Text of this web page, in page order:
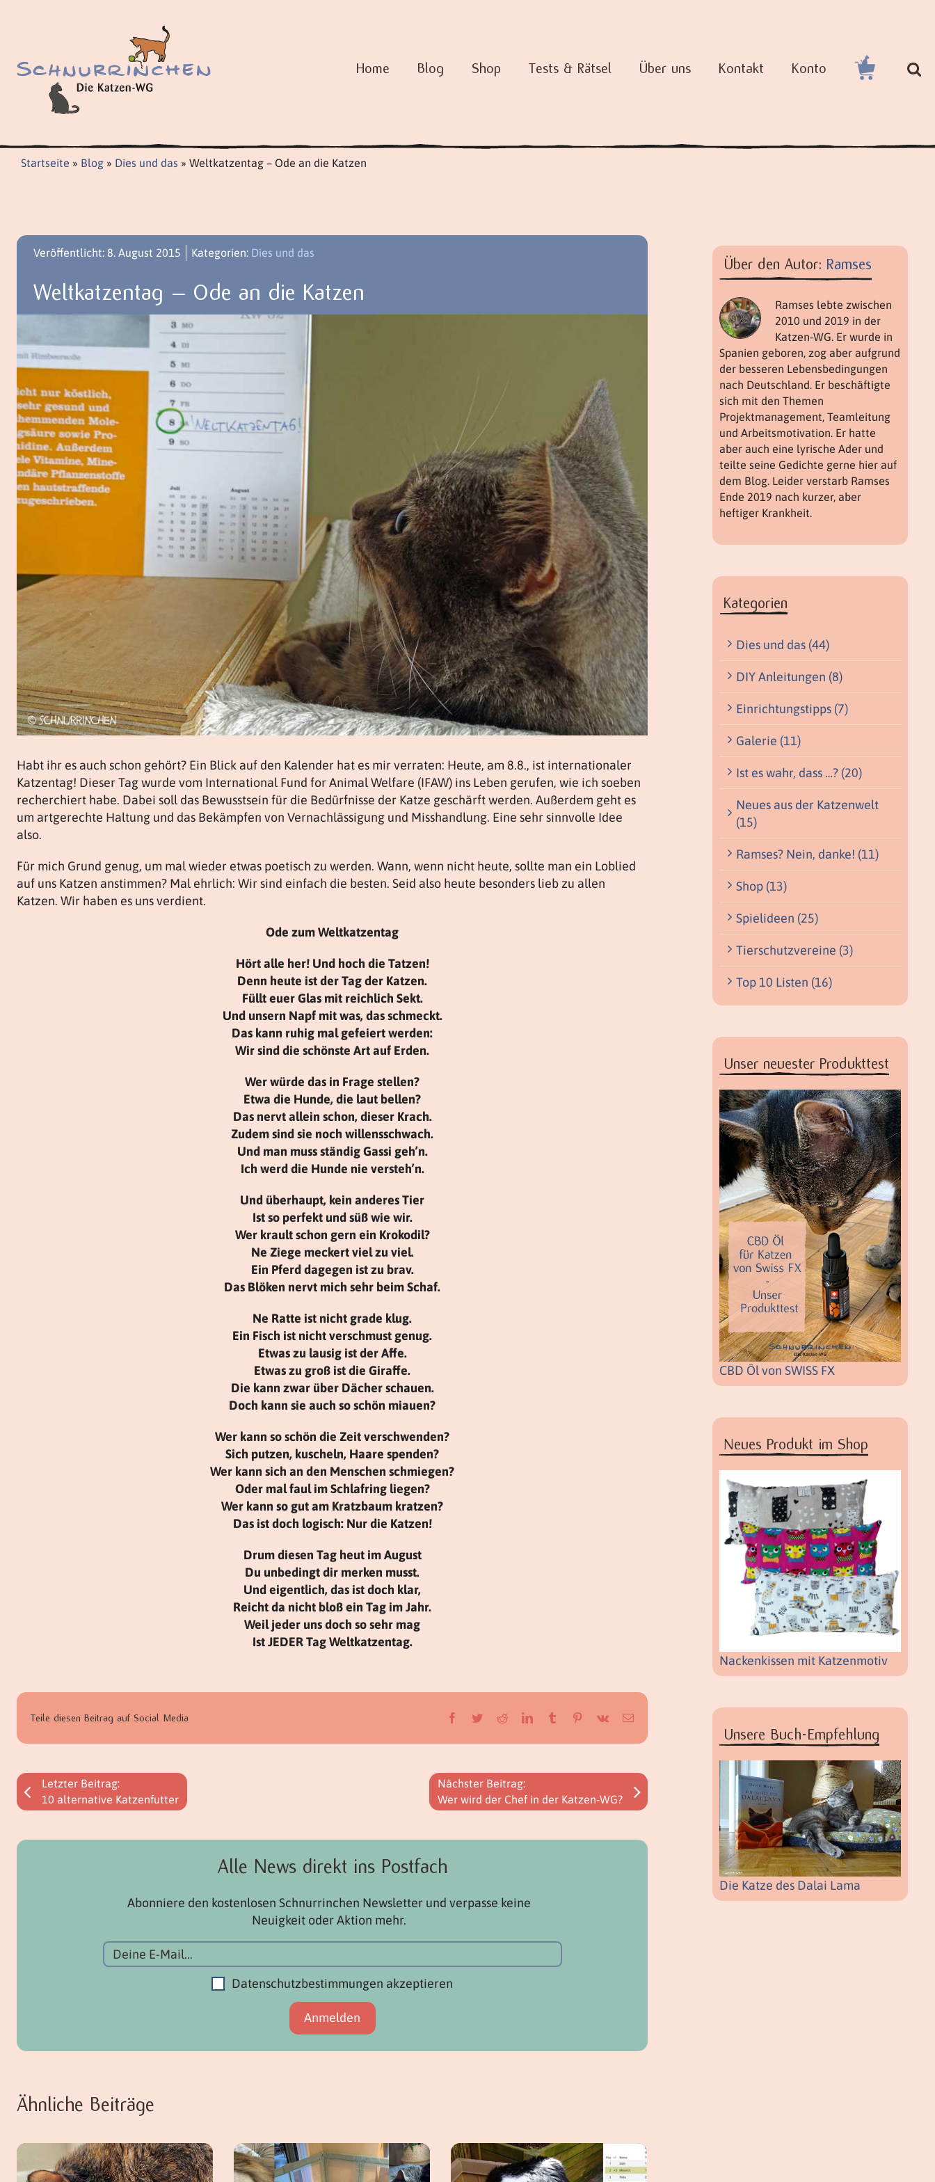
Home Blog Shop Tests & Rätsel Über uns Kontakt Konto
Startseite » Blog » Dies und das » Weltkatzentag – Ode an die Katzen
Veröffentlicht: 8. August 2015 Kategorien: Dies und das
Weltkatzentag – Ode an die Katzen
Bild
Habt ihr es auch schon gehört? Ein Blick auf den Kalender hat es mir verraten: Heute, am 8.8., ist internationaler
Katzentag! Dieser Tag wurde vom International Fund for Animal Welfare (IFAW) ins Leben gerufen, wie ich soeben
recherchiert habe. Dabei soll das Bewusstsein für die Bedürfnisse der Katze geschärft werden. Außerdem geht es
um artgerechte Haltung und das Bekämpfen von Vernachlässigung und Misshandlung. Eine sehr sinnvolle Idee
also.
Für mich Grund genug, um mal wieder etwas poetisch zu werden. Wann, wenn nicht heute, sollte man ein Loblied
auf uns Katzen anstimmen? Mal ehrlich: Wir sind einfach die besten. Seid also heute besonders lieb zu allen
Katzen. Wir haben es uns verdient.
Ode zum Weltkatzentag
Hört alle her! Und hoch die Tatzen!
Denn heute ist der Tag der Katzen.
Füllt euer Glas mit reichlich Sekt.
Und unsern Napf mit was, das schmeckt.
Das kann ruhig mal gefeiert werden:
Wir sind die schönste Art auf Erden.
Wer würde das in Frage stellen?
Etwa die Hunde, die laut bellen?
Das nervt allein schon, dieser Krach.
Zudem sind sie noch willensschwach.
Und man muss ständig Gassi geh’n.
Ich werd die Hunde nie versteh’n.
Und überhaupt, kein anderes Tier
Ist so perfekt und süß wie wir.
Wer krault schon gern ein Krokodil?
Ne Ziege meckert viel zu viel.
Ein Pferd dagegen ist zu brav.
Das Blöken nervt mich sehr beim Schaf.
Ne Ratte ist nicht grade klug.
Ein Fisch ist nicht verschmust genug.
Etwas zu lausig ist der Affe.
Etwas zu groß ist die Giraffe.
Die kann zwar über Dächer schauen.
Doch kann sie auch so schön miauen?
Wer kann so schön die Zeit verschwenden?
Sich putzen, kuscheln, Haare spenden?
Wer kann sich an den Menschen schmiegen?
Oder mal faul im Schlafring liegen?
Wer kann so gut am Kratzbaum kratzen?
Das ist doch logisch: Nur die Katzen!
Drum diesen Tag heut im August
Du unbedingt dir merken musst.
Und eigentlich, das ist doch klar,
Reicht da nicht bloß ein Tag im Jahr.
Weil jeder uns doch so sehr mag
Ist JEDER Tag Weltkatzentag.
Teile diesen Beitrag auf Social Media Facebook
TwitterRedditLinkedInTumblr Pinterest
Vk
E-
Letzter Beitrag:
10 alternative Katzenfutter
Nächster Beitrag:
Wer wird der Chef in der Katzen-WG?
Alle News direkt ins Postfach
Abonniere den kostenlosen Schnurrinchen Newsletter und verpasse keine
Neuigkeit oder Aktion mehr.
Datenschutzbestimmungen akzeptieren
Ähnliche Beiträge
Über den Autor: Ramses
Ramses lebte zwischen
2010 und 2019 in der
Katzen-WG. Er wurde in
Spanien geboren, zog aber aufgrund
der besseren Lebensbedingungen
nach Deutschland. Er beschäftigte
sich mit den Themen
Projektmanagement, Teamleitung
und Arbeitsmotivation. Er hatte
aber auch eine lyrische Ader und
teilte seine Gedichte gerne hier auf
dem Blog. Leider verstarb Ramses
Ende 2019 nach kurzer, aber
heftiger Krankheit.
Kategorien
Dies und das (44)
DIY Anleitungen (8)
Einrichtungstipps (7)
Galerie (11)
Ist es wahr, dass …? (20)
Neues aus der Katzenwelt
(15)
Ramses? Nein, danke! (11)
Shop (13)
Spielideen (25)
Tierschutzvereine (3)
Top 10 Listen (16)
Unser neuester Produkttest
CBD Öl von SWISS FX
Neues Produkt im Shop
Nackenkissen mit Katzenmotiv
Unsere Buch-Empfehlung
Die Katze des Dalai Lama